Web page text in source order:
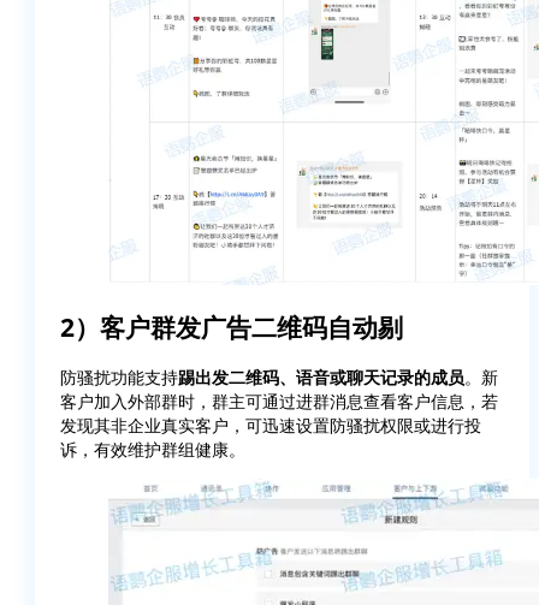
2）客户群发广告二维码自动剔
防骚扰功能支持踢出发二维码、语音或聊天记录的成员。新
客户加入外部群时，群主可通过进群消息查看客户信息，若
发现其非企业真实客户，可迅速设置防骚扰权限或进行投
诉，有效维护群组健康。